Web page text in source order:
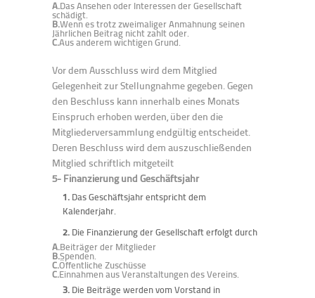
A.Das Ansehen oder Interessen der Gesellschaft
schädigt.
B.Wenn es trotz zweimaliger Anmahnung seinen
Jährlichen Beitrag nicht zahlt oder.
C.Aus anderem wichtigen Grund.
Vor dem Ausschluss wird dem Mitglied
Gelegenheit zur Stellungnahme gegeben. Gegen
den Beschluss kann innerhalb eines Monats
Einspruch erhoben werden, über den die
Mitgliederversammlung endgültig entscheidet.
Deren Beschluss wird dem auszuschließenden
Mitglied schriftlich mitgeteilt
5- Finanzierung und Geschäftsjahr
1. Das Geschäftsjahr entspricht dem
Kalenderjahr.
2. Die Finanzierung der Gesellschaft erfolgt durch
A.Beiträger der Mitglieder
B.Spenden.
C.Öffentliche Zuschüsse
C.Einnahmen aus Veranstaltungen des Vereins.
3. Die Beiträge werden vom Vorstand in